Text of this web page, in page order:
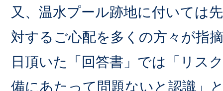
又、温水プール跡地に付いては
対するご心配を多くの方々が指
日頂いた「回答書」では「リス
備にあたって問題ないと認識」